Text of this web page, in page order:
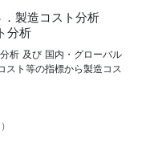
製造コスト分析
分析
析 及び 国内・グローバル
スト等の指標から製造コス